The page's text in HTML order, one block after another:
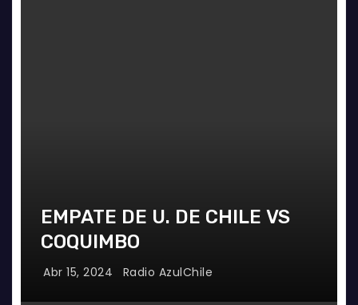
EMPATE DE U. DE CHILE VS
COQUIMBO
Abr 15, 2024 Radio AzulChile